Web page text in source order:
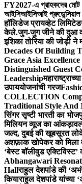
FY2027-এ গ্রাহকদের মোট
আইসিআইসিআই প্রুডেন্সিয়াল
हॉलिडेज प्रायव्हेट
केले.जुग-जुग जीने की दुआ
इशिका तोरिया की जोड़ी ने
Decades Of Building
Grace Asia
Distinguished Guest
Leadership
उपाययोजनांची गरज
COLLECTION
Traditional Style And
सिंगर सृष्टी भारती का
मिलियन व्यूज का आंकड़ा
जल्द, दुबई की खूबसूरत
अशफ़ाक खोपेकर को मिला
‘बेस्ट बॉलीवुड एक्टिविस्ट’
Abhangawari
Hallराहुल देशपांडे की
कियाराहुल देशपांडे यांच्या